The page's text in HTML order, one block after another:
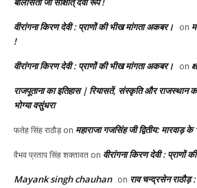
वीरांगना किरण देवी : प्राणों की भीख मांगता अकबर। on
!
वीरांगना किरण देवी : प्राणों की भीख मांगता अकबर। on
राजपूताना का इतिहास | रियासतें, संस्कृति और राजस्थान का
भोग्या वसुंधरा
फतेह सिंह राठौड़on महाराजा गजसिंह जी द्वितीय: मारवाड़ के
वैभव प्रताप सिंह शक्तावत on वीरांगना किरण देवी : प्राणों
Mayank singh chauhan on राव चन्द्रसेन